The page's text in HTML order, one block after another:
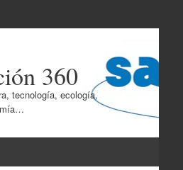
360
tecnología, ecología,